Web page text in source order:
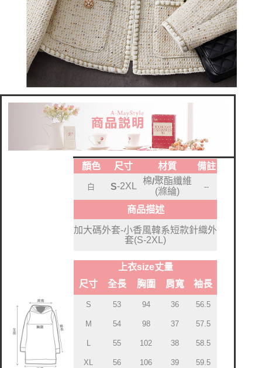
顏色 尺寸 材質 備註
白 S-2XL
棉/聚酯纖維
(滌綸)
--
商品描述
加大碼外套-小香風韓系短款針織外
套(S-2XL)
上衣size丈量
尺寸
全長 胸圍 肩寬 袖長
S 53 94 36 56.5
M 54 98 37 57.5
L 55 102 38 58.5
XL 56 106 39 59.5